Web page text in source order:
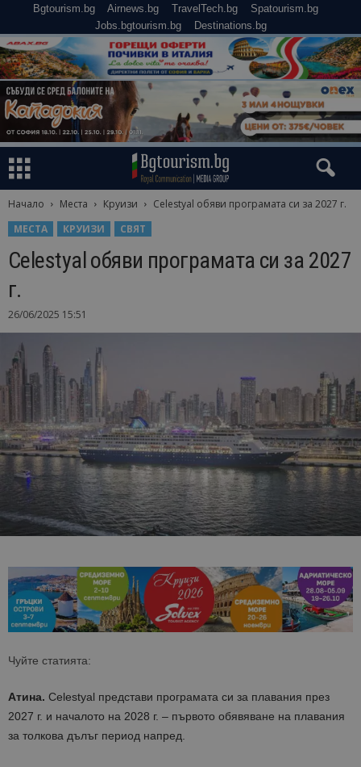
Bgtourism.bg Airnews.bg TravelTech.bg
Spatourism.bg
Jobs.bgtourism.bg
Destinations.bg
Начало Места Круизи
Celestyal обяви програмата си за 2027 г.
МЕСТА
КРУИЗИ СВЯТ
Celestyal обяви програмата си за 2027
г.
26/06/2025 15:51
Чуйте статията:
Атина. Celestyal представи програмата си за плавания през
2027 г. и началото на 2028 г. – първото обявяване на плавания
за толкова дълъг период напред.